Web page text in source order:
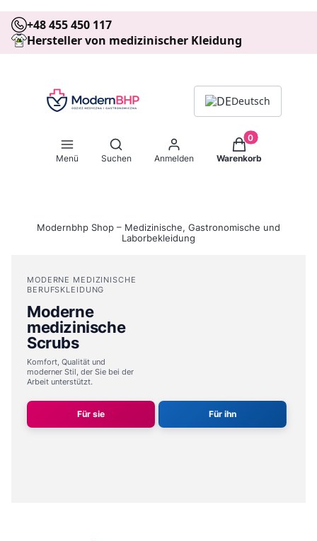
+48 455 450 117
Hersteller von medizinischer Kleidung
Deutsch
Menü
Suchmaschine öffnen
Suchen Anmelden
Produkte im
Warenkorb
Modernbhp Shop – Medizinische, Gastronomische und
Laborbekleidung
MODERNE MEDIZINISCHE
BERUFSKLEIDUNG
Moderne
medizinische
Scrubs
Komfort, Qualität und
moderner Stil, der Sie bei der
Arbeit unterstützt.
Für sie Für ihn